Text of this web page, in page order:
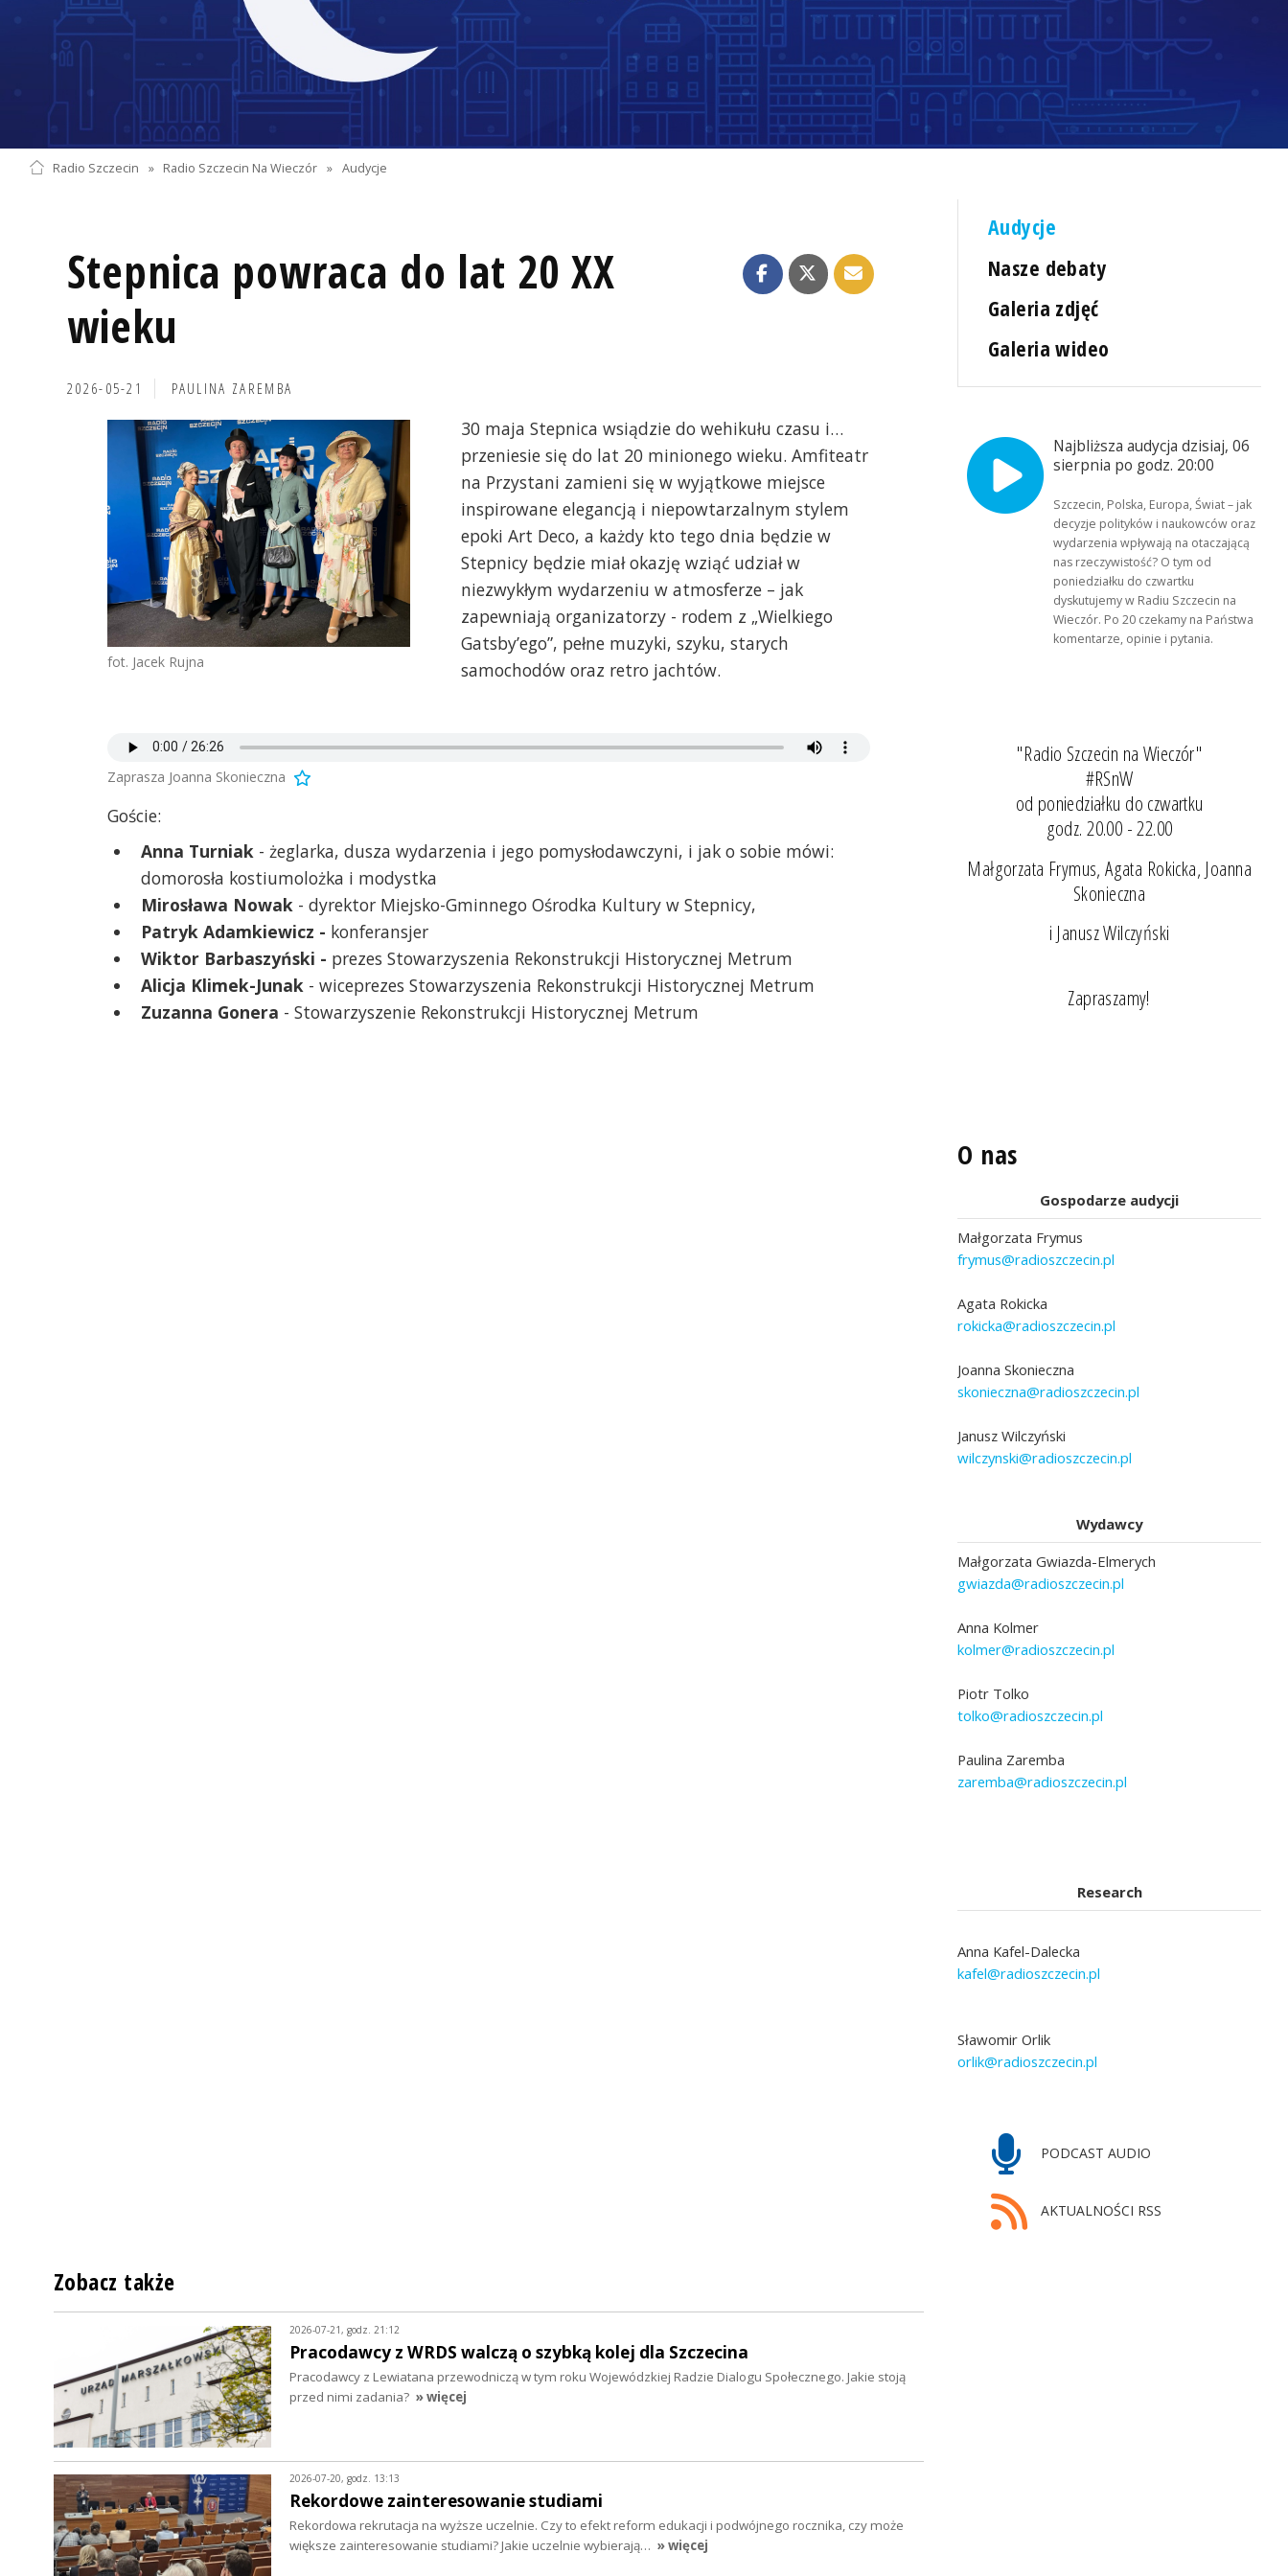
Radio Szczecin » Radio Szczecin Na Wieczór » Audycje
Stepnica powraca do lat 20 XX
wieku
2026-05-21 PAULINA ZAREMBA
fot. Jacek Rujna
30 maja Stepnica wsiądzie do wehikułu czasu i…
przeniesie się do lat 20 minionego wieku. Amfiteatr
na Przystani zamieni się w wyjątkowe miejsce
inspirowane elegancją i niepowtarzalnym stylem
epoki Art Deco, a każdy kto tego dnia będzie w
Stepnicy będzie miał okazję wziąć udział w
niezwykłym wydarzeniu w atmosferze – jak
zapewniają organizatorzy - rodem z „Wielkiego
Gatsby’ego”, pełne muzyki, szyku, starych
samochodów oraz retro jachtów.
Zaprasza Joanna Skonieczna
Goście:
Anna Turniak - żeglarka, dusza wydarzenia i jego pomysłodawczyni, i jak o sobie mówi:
domorosła kostiumolożka i modystka
Mirosława Nowak - dyrektor Miejsko-Gminnego Ośrodka Kultury w Stepnicy,
Patryk Adamkiewicz - konferansjer
Wiktor Barbaszyński - prezes Stowarzyszenia Rekonstrukcji Historycznej Metrum
Alicja Klimek-Junak - wiceprezes Stowarzyszenia Rekonstrukcji Historycznej Metrum
Zuzanna Gonera - Stowarzyszenie Rekonstrukcji Historycznej Metrum
Audycje
Nasze debaty
Galeria zdjęć
Galeria wideo
Najbliższa audycja dzisiaj, 06
sierpnia po godz. 20:00
Szczecin, Polska, Europa, Świat – jak
decyzje polityków i naukowców oraz
wydarzenia wpływają na otaczającą
nas rzeczywistość? O tym od
poniedziałku do czwartku
dyskutujemy w Radiu Szczecin na
Wieczór. Po 20 czekamy na Państwa
komentarze, opinie i pytania.
"Radio Szczecin na Wieczór"
#RSnW
od poniedziałku do czwartku
godz. 20.00 - 22.00
Małgorzata Frymus, Agata Rokicka, Joanna
Skonieczna
i Janusz Wilczyński
Zapraszamy!
O nas
Gospodarze audycji
Małgorzata Frymus
frymus@radioszczecin.pl
Agata Rokicka
rokicka@radioszczecin.pl
Joanna Skonieczna
skonieczna@radioszczecin.pl
Janusz Wilczyński
wilczynski@radioszczecin.pl
Wydawcy
Małgorzata Gwiazda-Elmerych
gwiazda@radioszczecin.pl
Anna Kolmer
kolmer@radioszczecin.pl
Piotr Tolko
tolko@radioszczecin.pl
Paulina Zaremba
zaremba@radioszczecin.pl
Research
Anna Kafel-Dalecka
kafel@radioszczecin.pl
Sławomir Orlik
orlik@radioszczecin.pl
PODCAST AUDIO
AKTUALNOŚCI RSS
Zobacz także
2026-07-21, godz. 21:12
Pracodawcy z WRDS walczą o szybką kolej dla Szczecina
Pracodawcy z Lewiatana przewodniczą w tym roku Wojewódzkiej Radzie Dialogu Społecznego. Jakie stoją
przed nimi zadania? » więcej
2026-07-20, godz. 13:13
Rekordowe zainteresowanie studiami
Rekordowa rekrutacja na wyższe uczelnie. Czy to efekt reform edukacji i podwójnego rocznika, czy może
większe zainteresowanie studiami? Jakie uczelnie wybierają… » więcej